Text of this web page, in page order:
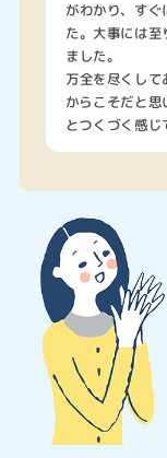
がわかり、す
た。大事には
ました。
万全を尽くし
からこそだと
とつくづく感じ